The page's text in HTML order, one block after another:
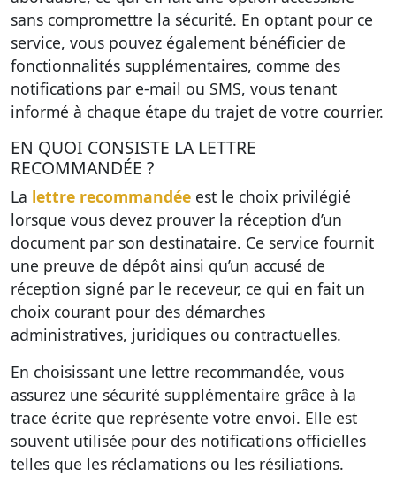
sans compromettre la sécurité. En optant pour ce
service, vous pouvez également bénéficier de
fonctionnalités supplémentaires, comme des
notifications par e-mail ou SMS, vous tenant
informé à chaque étape du trajet de votre courrier.
EN QUOI CONSISTE LA LETTRE
RECOMMANDÉE ?
La lettre recommandée est le choix privilégié
lorsque vous devez prouver la réception d’un
document par son destinataire. Ce service fournit
une preuve de dépôt ainsi qu’un accusé de
réception signé par le receveur, ce qui en fait un
choix courant pour des démarches
administratives, juridiques ou contractuelles.
En choisissant une lettre recommandée, vous
assurez une sécurité supplémentaire grâce à la
trace écrite que représente votre envoi. Elle est
souvent utilisée pour des notifications officielles
telles que les réclamations ou les résiliations.